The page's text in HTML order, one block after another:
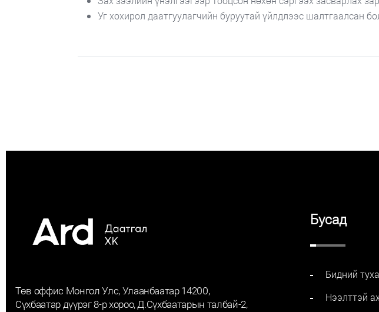
Уг хохирол даатгуулагчийн буруутай үйлдлээс шалтгаалсан
Төв оффис Монгол Улс, Улаанбаатар 14200,
Сүхбаатар дүүрэг 8-р хороо, Д.Сүхбаатарын талбай-2,
Бусад
Бидний
Нээлттэй